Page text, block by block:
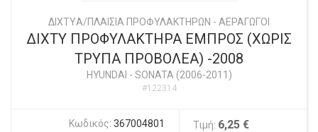
ΔΙΧΤYΑ/ΠΛΑΙΣΙΑ ΠΡΟΦΥΛΑΚΤΗΡΩΝ - ΑΕΡΑΓΩΓΟΙ
ΔΙΧΤΥ ΠΡΟΦΥΛΑΚΤΗΡΑ ΕΜΠΡΟΣ (ΧΩΡΙΣ
ΤΡΥΠΑ ΠΡΟΒΟΛΕΑ) -2008
HYUNDAI - SONATA (2006-2011)
#122314
Κωδικός: 367004801 Τιμή: 6,25 €